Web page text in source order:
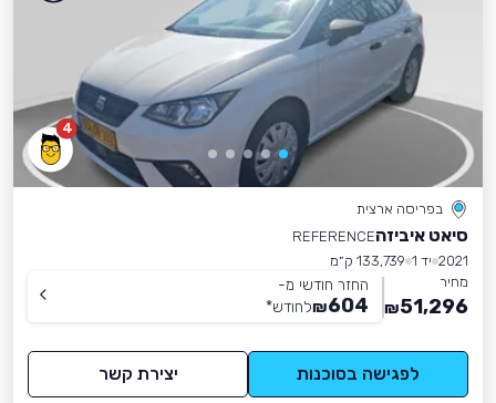
4
בפריסה ארצית
סיאט איביזהREFERENCE
2021 יד 1
133,739 ק״מ
מחיר
51,296
₪
החזר חודשי מ-
604
₪לחודש*
לפגישה בסוכנות יצירת קשר